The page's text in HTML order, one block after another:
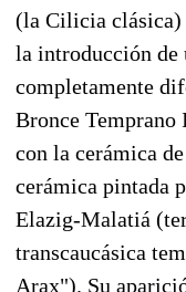
(la Cilicia clásica)
la introducción de
completamente
Bronce
con la cerámica
cerámica pintada
Elazig-Malatiá
transcaucásica
Arax"). Su